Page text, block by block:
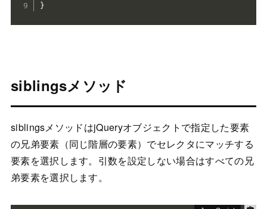
}
siblingsメソッド
siblingsメソッドはjQueryオブジェクトで指定した要素
の兄弟要素（同じ階層の要素）でセレクタにマッチする
要素を選択します。引数を設定しない場合はすべての兄
弟要素を選択します。